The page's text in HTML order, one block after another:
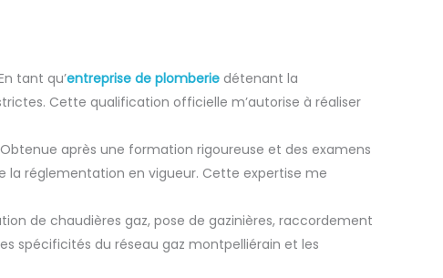
tant qu’entreprise de plomberie détenant la
Cette qualification officielle m’autorise à réaliser
après une formation rigoureuse et des examens
réglementation en vigueur. Cette expertise me
de chaudières gaz, pose de gazinières, raccordement
spécificités du réseau gaz montpelliérain et les